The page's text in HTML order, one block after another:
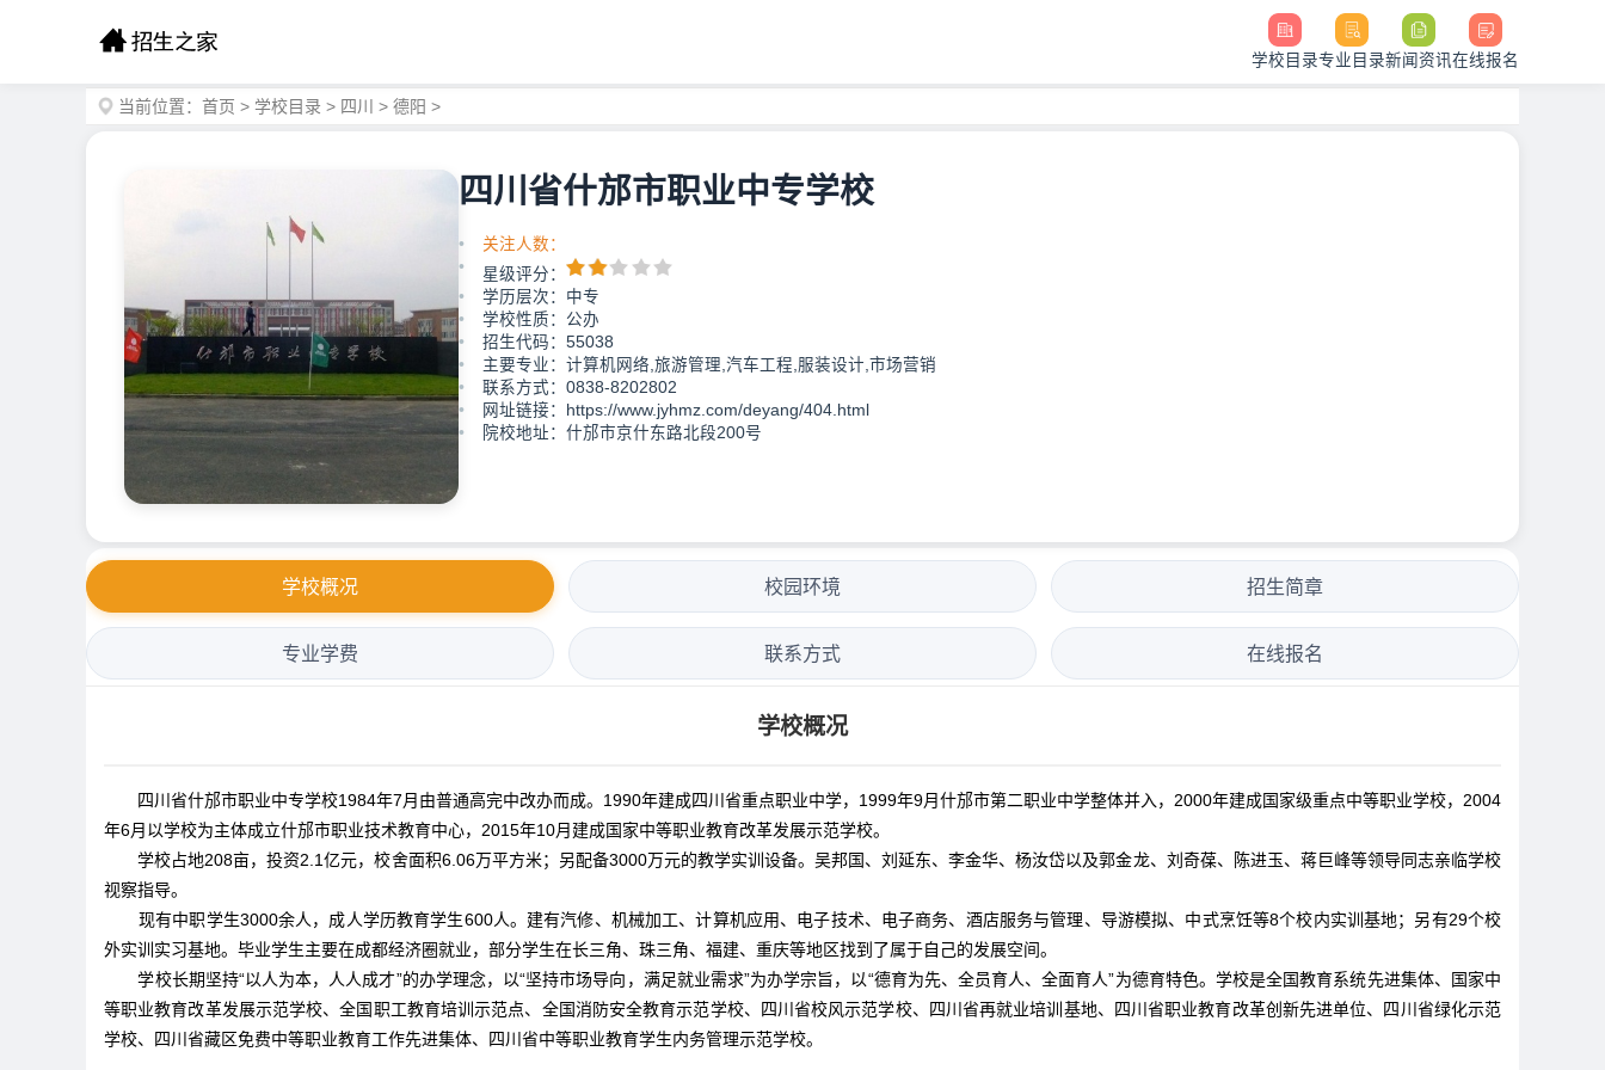
学校目录专业目录新闻资讯在线报名
当前位置： 首页 > 学校目录 > 四川 > 德阳 >
四川省什邡市职业中专学校
关注人数：
星级评分：
学历层次：中专
学校性质：公办
招生代码：55038
主要专业：计算机网络,旅游管理,汽车工程,服装设计,市场营销
联系方式：0838-8202802
网址链接：https://www.jyhmz.com/deyang/404.html
院校地址：什邡市京什东路北段200号
学校概况 校园环境 招生简章
专业学费 联系方式 在线报名
学校概况
四川省什邡市职业中专学校1984年7月由普通高完中改办而成。1990年建成四川省重点职业中学，1999年9月什邡市第二职业中学整体并入，2000年建成国家级重点中等职业学校，2004
年6月以学校为主体成立什邡市职业技术教育中心，2015年10月建成国家中等职业教育改革发展示范学校。
学校占地208亩，投资2.1亿元，校舍面积6.06万平方米；另配备3000万元的教学实训设备。吴邦国、刘延东、李金华、杨汝岱以及郭金龙、刘奇葆、陈进玉、蒋巨峰等领导同志亲临学校
视察指导。
现有中职学生3000余人，成人学历教育学生600人。建有汽修、机械加工、计算机应用、电子技术、电子商务、酒店服务与管理、导游模拟、中式烹饪等8个校内实训基地；另有29个校
外实训实习基地。毕业学生主要在成都经济圈就业，部分学生在长三角、珠三角、福建、重庆等地区找到了属于自己的发展空间。
学校长期坚持“以人为本，人人成才”的办学理念，以“坚持市场导向，满足就业需求”为办学宗旨，以“德育为先、全员育人、全面育人”为德育特色。学校是全国教育系统先进集体、国家中
等职业教育改革发展示范学校、全国职工教育培训示范点、全国消防安全教育示范学校、四川省校风示范学校、四川省再就业培训基地、四川省职业教育改革创新先进单位、四川省绿化示范
学校、四川省藏区免费中等职业教育工作先进集体、四川省中等职业教育学生内务管理示范学校。